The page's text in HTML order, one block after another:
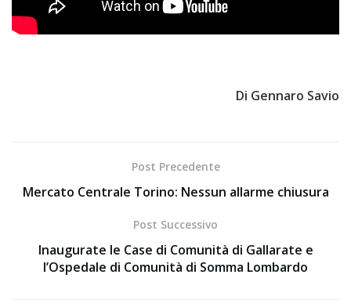
Di Gennaro Savio
Post Precedente
Mercato Centrale Torino: Nessun allarme chiusura
Post Successivo
Inaugurate le Case di Comunità di Gallarate e
l’Ospedale di Comunità di Somma Lombardo